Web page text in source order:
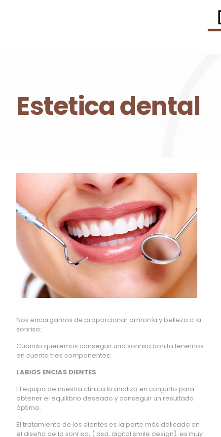
Estetica dental
Nos encargamos de proporcionar armonía y belleza a la
sonrisa::
Cuando queremos conseguir una sonrisa bonita tenemos
en cuenta tres componentes:
LABIOS ENCIAS DIENTES
El equipo de nuestra clínica lo analiza en conjunto para
obtener el equilibrio deseado y conseguir un resultado
óptimo.
El tratamiento de los dientes es la parte más delicada en
el diseño de la sonrisa, ( dsd, digital smile design). es muy